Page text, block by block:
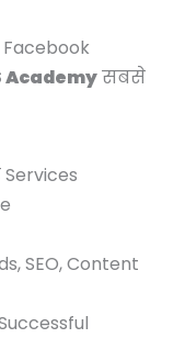
Academyसबसे
SEO, Content